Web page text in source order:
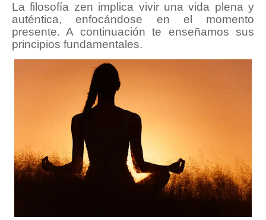
La filosofía zen implica vivir una vida plena y
auténtica, enfocándose en el momento
presente. A continuación te enseñamos sus
principios fundamentales.